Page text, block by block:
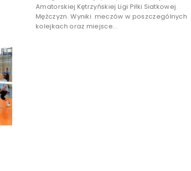
Amatorskiej Kętrzyńskiej Ligi Piłki Siatkowej
Mężczyzn. Wyniki meczów w poszczególnych
kolejkach oraz miejsce...